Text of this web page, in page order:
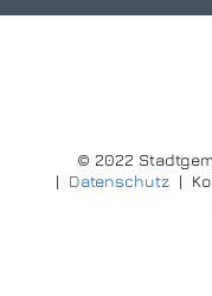
© 2022
| Datenschutz|